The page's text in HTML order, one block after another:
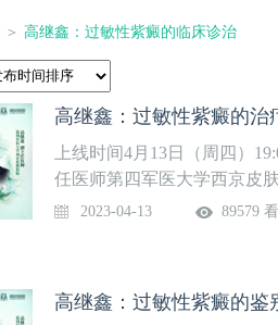
＞ 高继鑫：过敏性紫癜的临床诊治
高继鑫：过敏性紫癜的治
上线时间4月13日（周四）
任医师第四军医大学西京皮
西京皮肤医院，是国家重点
中医皮肤病、血管瘤等专业
2023-04-13 89579
高继鑫：过敏性紫癜的鉴